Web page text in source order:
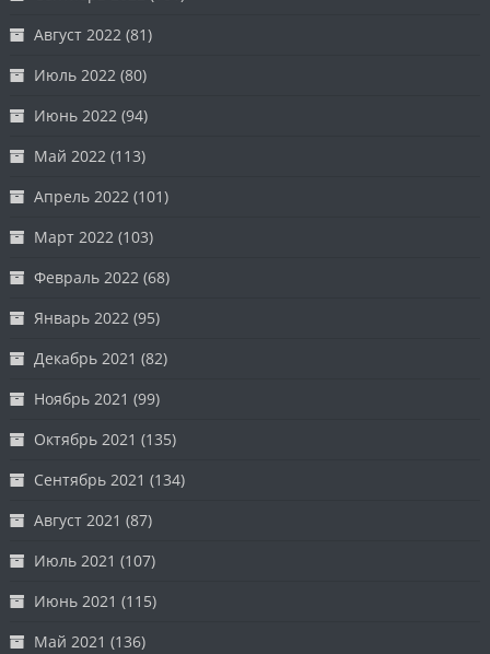
Август 2022 (81)
Июль 2022 (80)
Июнь 2022 (94)
Май 2022 (113)
Апрель 2022 (101)
Март 2022 (103)
Февраль 2022 (68)
Январь 2022 (95)
Декабрь 2021 (82)
Ноябрь 2021 (99)
Октябрь 2021 (135)
Сентябрь 2021 (134)
Август 2021 (87)
Июль 2021 (107)
Июнь 2021 (115)
Май 2021 (136)